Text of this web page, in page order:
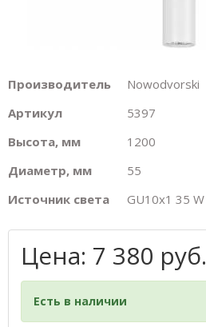
Производитель
Nowodvorski
Артикул
5397
Высота, мм
1200
Диаметр, мм
55
Источник света
GU10х1 35 W
Цена: 7 380 руб.
Есть в наличии